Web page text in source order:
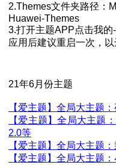
2.Themes文件夹路径：
Huawei-Themes
3.打开主题APP点击我
应用后建议重启一次，以
21年6月份主题
【爱主题】全局大主题
【爱主题】全局大主题
2.0等
【爱主题】全局大主题
【爱主题】全局大主题